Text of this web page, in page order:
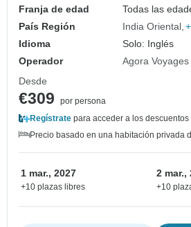
Franja de edad
Todas las
País Región
India Oriental
Idioma
Solo: Inglés
Operador
Agora
Desde
€309
por persona
Regístrate para acceder a los descuentos
Precio basado en una habitación privada
1 mar., 2027
+10 plazas libres
2 mar.,
+10